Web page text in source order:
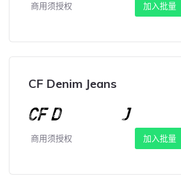
商用须授权 加入批量
CF Denim Jeans
商用须授权 加入批量